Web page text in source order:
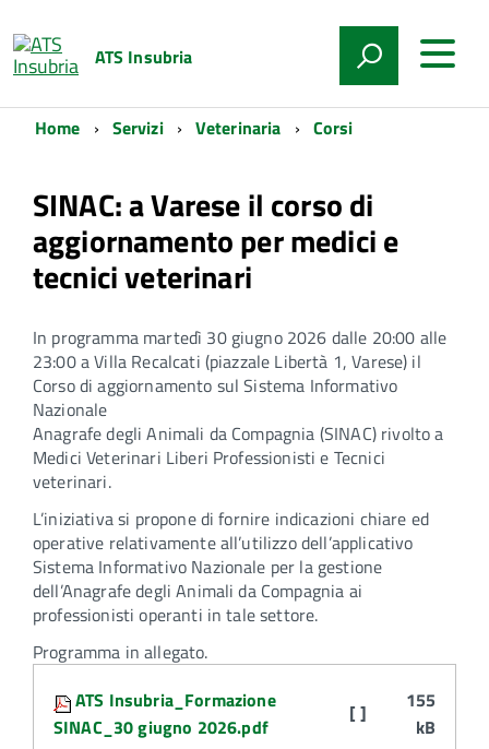
ATS Insubria
Home Servizi Veterinaria Corsi
SINAC: a Varese il corso di
aggiornamento per medici e
tecnici veterinari
In programma martedì 30 giugno 2026 dalle 20:00 alle
23:00 a Villa Recalcati (piazzale Libertà 1, Varese) il
Corso di aggiornamento sul Sistema Informativo
Nazionale
Anagrafe degli Animali da Compagnia (SINAC) rivolto a
Medici Veterinari Liberi Professionisti e Tecnici
veterinari.
L’iniziativa si propone di fornire indicazioni chiare ed
operative relativamente all’utilizzo dell’applicativo
Sistema Informativo Nazionale per la gestione
dell’Anagrafe degli Animali da Compagnia ai
professionisti operanti in tale settore.
Programma in allegato.
ATS Insubria_Formazione
SINAC_30 giugno 2026.pdf
[ ]
155
kB